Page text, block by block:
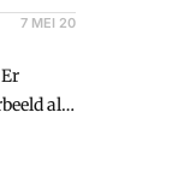
7 MEI 20
als